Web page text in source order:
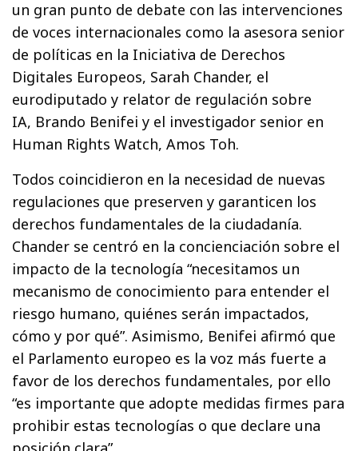
un gran punto de debate con las intervenciones
de voces internacionales como la asesora senior
de políticas en la Iniciativa de Derechos
Digitales Europeos, Sarah Chander, el
eurodiputado y relator de regulación sobre
IA, Brando Benifei y el investigador senior en
Human Rights Watch, Amos Toh.
Todos coincidieron en la necesidad de nuevas
regulaciones que preserven y garanticen los
derechos fundamentales de la ciudadanía.
Chander se centró en la concienciación sobre el
impacto de la tecnología “necesitamos un
mecanismo de conocimiento para entender el
riesgo humano, quiénes serán impactados,
cómo y por qué”. Asimismo, Benifei afirmó que
el Parlamento europeo es la voz más fuerte a
favor de los derechos fundamentales, por ello
“es importante que adopte medidas firmes para
prohibir estas tecnologías o que declare una